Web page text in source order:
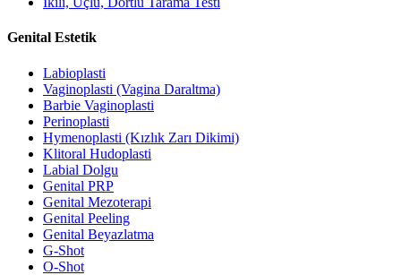
Genital Estetik
Labioplasti
Vaginoplasti (Vagina Daraltma)
Barbie Vaginoplasti
Perinoplasti
Hymenoplasti (Kızlık Zarı Dikimi)
Klitoral Hudoplasti
Labial Dolgu
Genital PRP
Genital Mezoterapi
Genital Peeling
Genital Beyazlatma
G-Shot
O-Shot